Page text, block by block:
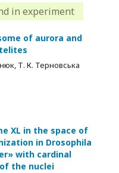
in experiment
of aurora and
Т. К. Терновська
XL in the space of
in Drosophila
with cardinal
the nuclei